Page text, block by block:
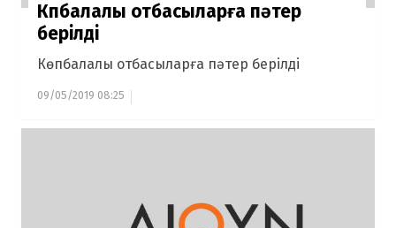
Көпбалалы отбасыларға пәтер
берілді
Көпбалалы отбасыларға пәтер берілді
09/05/2019 08:25